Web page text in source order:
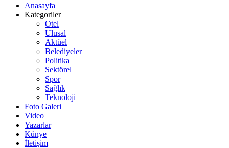
Anasayfa
Kategoriler
Otel
Ulusal
Aktüel
Belediyeler
Politika
Sektörel
Spor
Sağlık
Teknoloji
Foto Galeri
Video
Yazarlar
Künye
İletişim